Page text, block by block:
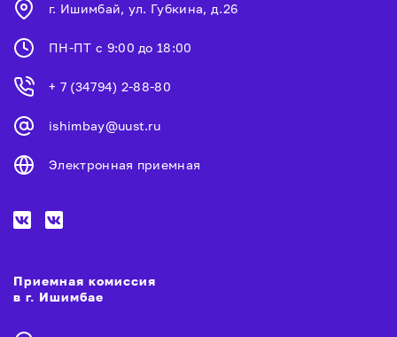
г. Ишимбай, ул. Губкина, д.26
ПН-ПТ с 9:00 до 18:00
+ 7 (34794) 2-88-80
ishimbay@uust.ru
Электронная приемная
Приемная комиссия
в г. Ишимбае